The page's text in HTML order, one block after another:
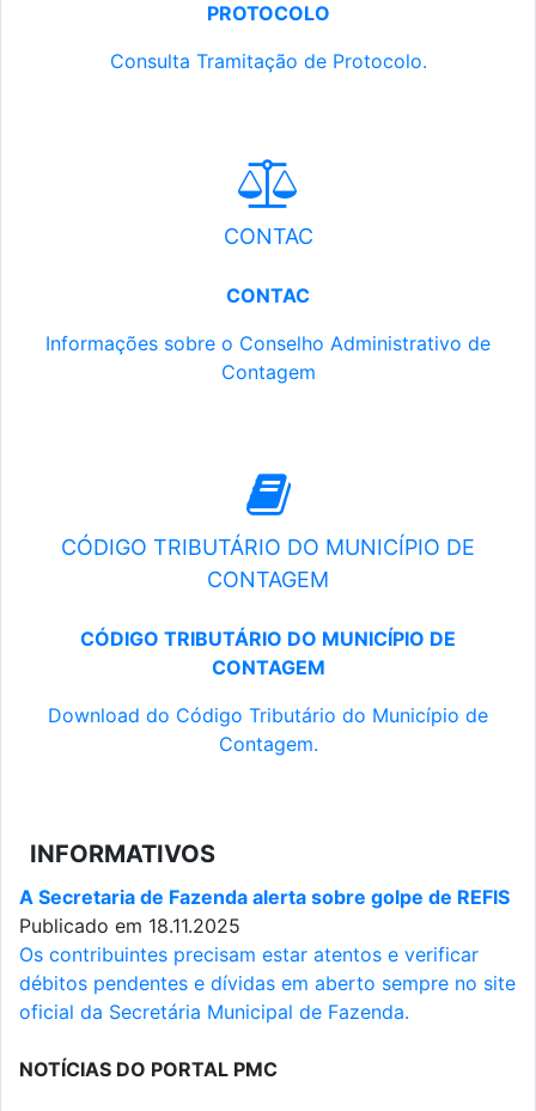
PROTOCOLO
Consulta Tramitação de Protocolo.
CONTAC
CONTAC
Informações sobre o Conselho Administrativo de
Contagem
CÓDIGO TRIBUTÁRIO DO MUNICÍPIO DE
CONTAGEM
CÓDIGO TRIBUTÁRIO DO MUNICÍPIO DE
CONTAGEM
Download do Código Tributário do Município de
Contagem.
INFORMATIVOS
A Secretaria de Fazenda alerta sobre golpe de REFIS
Publicado em 18.11.2025
Os contribuintes precisam estar atentos e verificar
débitos pendentes e dívidas em aberto sempre no site
oficial da Secretária Municipal de Fazenda.
NOTÍCIAS DO PORTAL PMC